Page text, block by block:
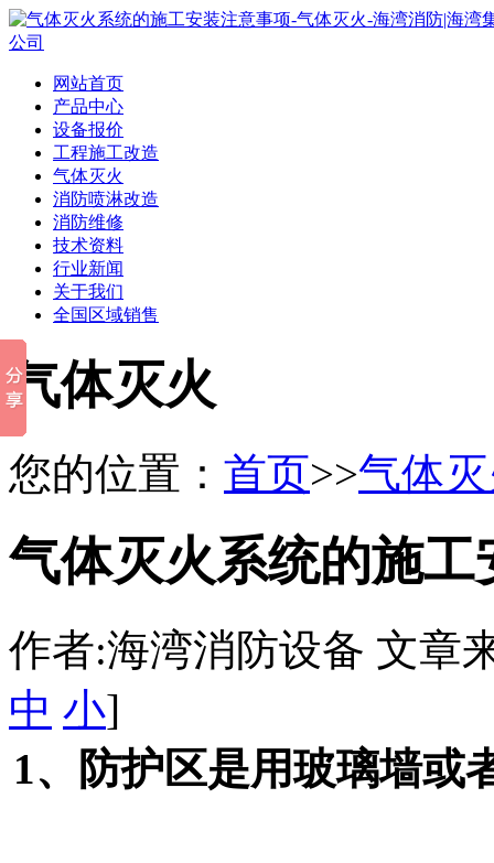
网站首页
产品中心
设备报价
工程施工改造
气体灭火
消防喷淋改造
消防维修
技术资料
行业新闻
关于我们
全国区域销售
气体灭火
您的位置： 首页>>气体
气体灭火系统的施工
作者:海湾消防设备 文章
中 小]
1、防护区是用玻璃墙或